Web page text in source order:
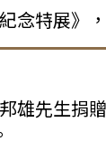
念特展》
雄先生捐